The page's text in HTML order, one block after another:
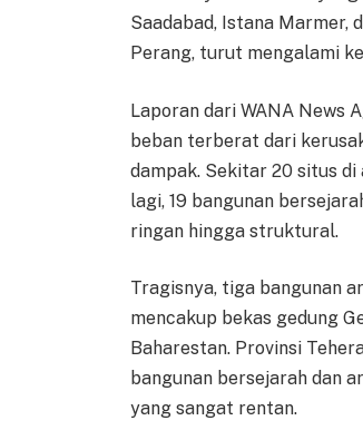
Saadabad, Istana Marmer,
Perang, turut mengalami
Laporan dari WANA News
beban terberat dari
dampak. Sekitar 20 situs
lagi, 19 bangunan
ringan hingga struktural.
Tragisnya, tiga bangunan
mencakup bekas gedung
Baharestan. Provinsi
bangunan bersejarah dan
yang sangat rentan.